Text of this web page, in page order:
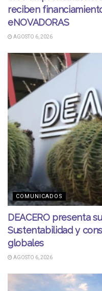
reciben
eNOVADORAS
AGOSTO 6, 2026
COMUNICADOS
DEACERO presenta
Sustentabilidad y
globales
AGOSTO 6, 2026